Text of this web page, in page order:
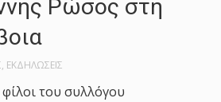
Ρώσος στη
, ΕΚΔΗΛΩΣΕΙΣ
του συλλόγου